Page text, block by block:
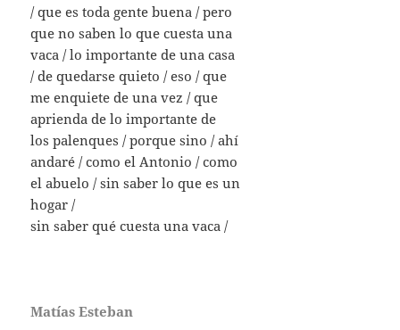
/ que es toda gente buena / pero
que no saben lo que cuesta una
vaca / lo importante de una casa
/ de quedarse quieto / eso / que
me enquiete de una vez / que
aprienda de lo importante de
los palenques / porque sino / ahí
andaré / como el Antonio / como
el abuelo / sin saber lo que es un
hogar /
sin saber qué cuesta una vaca /
Matías Esteban